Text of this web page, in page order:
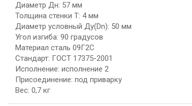
Диаметр Дн: 57 мм
Толщина стенки Т: 4 мм
Диаметр условный Ду(Dn): 50 мм
Угол изгиба: 90 градусов
Материал сталь 09Г2С
Стандарт: ГОСТ 17375-2001
Исполнение: исполнение 2
Присоединение: под приварку
Вес: 0,7 кг